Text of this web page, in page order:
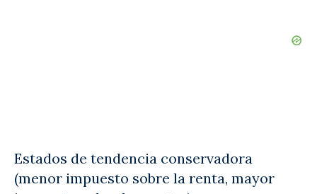
Estados de tendencia conservadora
(menor impuesto sobre la renta, mayor